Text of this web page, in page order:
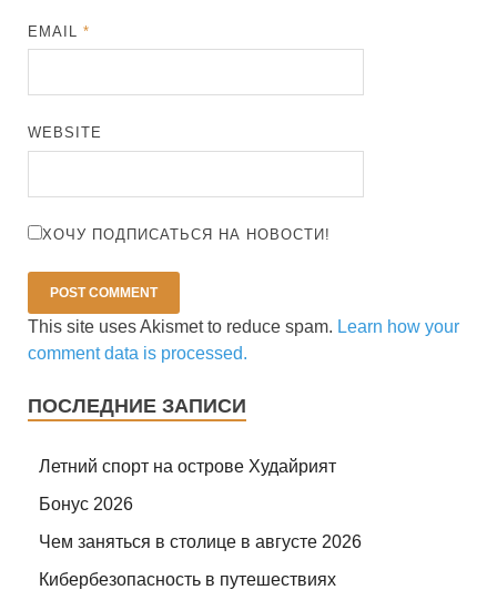
EMAIL*
WEBSITE
ХОЧУ ПОДПИСАТЬСЯ НА НОВОСТИ!
This site uses Akismet to reduce spam. Learn how your
comment data is processed.
ПОСЛЕДНИЕ ЗАПИСИ
Летний спорт на острове Худайрият
Бонус 2026
Чем заняться в столице в августе 2026
Кибербезопасность в путешествиях